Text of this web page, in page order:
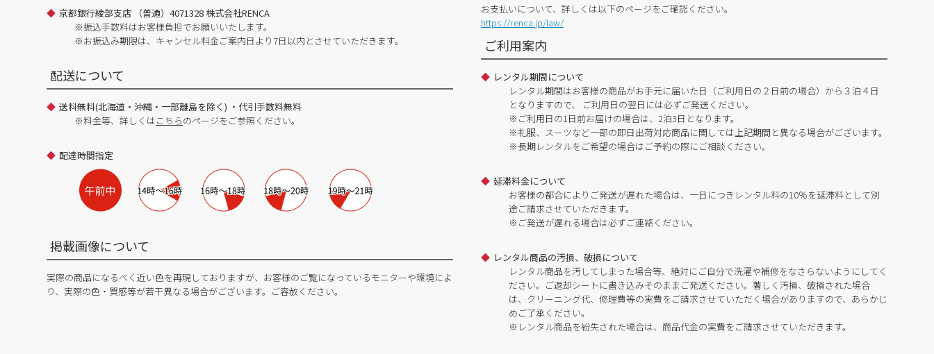
京都銀行綾部支店 （普通）4071328 株式会社RENCA
※振込手数料はお客様負担でお願いいたします。
※お振込み期限は、キャンセル料金ご案内日より7日以内とさせていただきます。
配送について
送料無料(北海道・沖縄・一部離島を除く) ・代引手数料無料
※料金等、詳しくはこちらのページをご参照ください。
配達時間指定
掲載画像について
実際の商品になるべく近い色を再現しておりますが、お客様のご覧になっているモニターや環境によ
り、実際の色・質感等が若干異なる場合がございます。ご容赦ください。
お支払いについて、詳しくは以下のページをご確認ください。
https://renca.jp/law/
ご利用案内
レンタル期間について
レンタル期間はお客様の商品がお手元に届いた日（ご利用日の２日前の場合）から３泊４日
となりますので、 ご利用日の翌日には必ずご発送ください。
※ご利用日の1日前お届けの場合は、2泊3日となります。
※礼服、スーツなど一部の即日出荷対応商品に関しては上記期間と異なる場合がございます。
※長期レンタルをご希望の場合はご予約の際にご相談ください。
延滞料金について
お客様の都合によりご発送が遅れた場合は、一日につきレンタル料の10％を延滞料として別
途ご請求させていただきます。
※ご発送が遅れる場合は必ずご連絡ください。
レンタル商品の汚損、破損について
レンタル商品を汚してしまった場合等、絶対にご自分で洗濯や補修をなさらないようにしてく
ださい。ご返却シートに書き込みそのままご発送ください。著しく汚損、破損された場合
は、クリーニング代、修理費等の実費をご請求させていただく場合がありますので、あらかじ
めご了承ください。
※レンタル商品を紛失された場合は、商品代金の実費をご請求させていただきます。